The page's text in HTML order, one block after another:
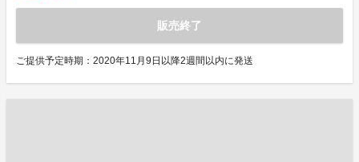
販売終了
ご提供予定時期：2020年11月9日以降2週間以内に発送